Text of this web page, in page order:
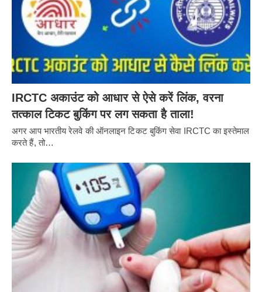
IRCTC अकाउंट को आधार से ऐसे करें लिंक, वरना
तत्काल टिकट बुकिंग पर लग सकता है ताला!
अगर आप भारतीय रेलवे की ऑनलाइन टिकट बुकिंग सेवा IRCTC का इस्तेमाल
करते हैं, तो…